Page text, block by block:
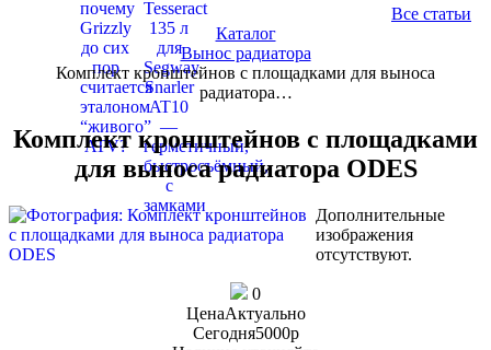
Все статьи
Каталог
Вынос радиатора
Комплект кронштейнов с площадками для выноса
радиатора…
Комплект кронштейнов с площадками
для выноса радиатора ODES
Дополнительные
изображения
отсутствуют.
0
ЦенаАктуально
Сегодня5000p